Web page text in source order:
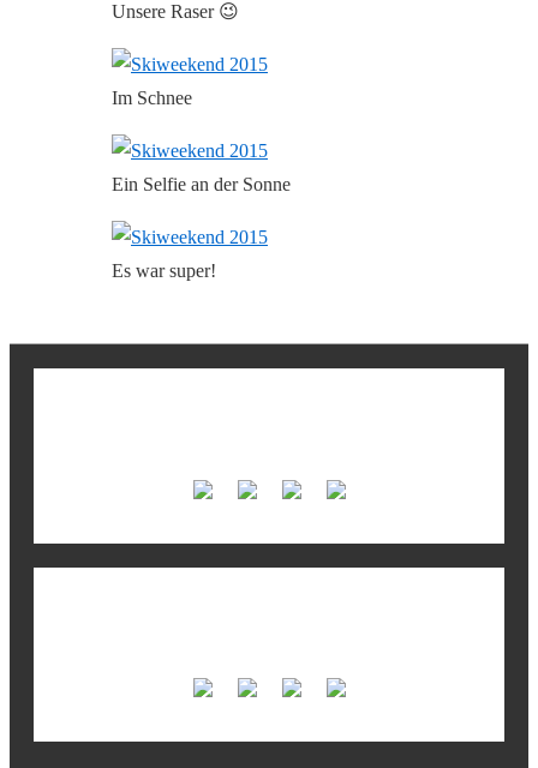
Unsere Raser 😉
Im Schnee
Ein Selfie an der Sonne
Es war super!